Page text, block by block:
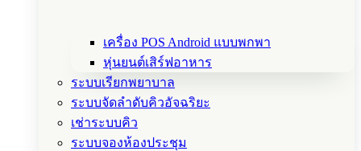
เครื่อง POS Android แบบพกพา
หุ่นยนต์เสิร์ฟอาหาร
ระบบเรียกพยาบาล
ระบบจัดลำดับคิวอัจฉริยะ
เช่าระบบคิว
ระบบจองห้องประชุม